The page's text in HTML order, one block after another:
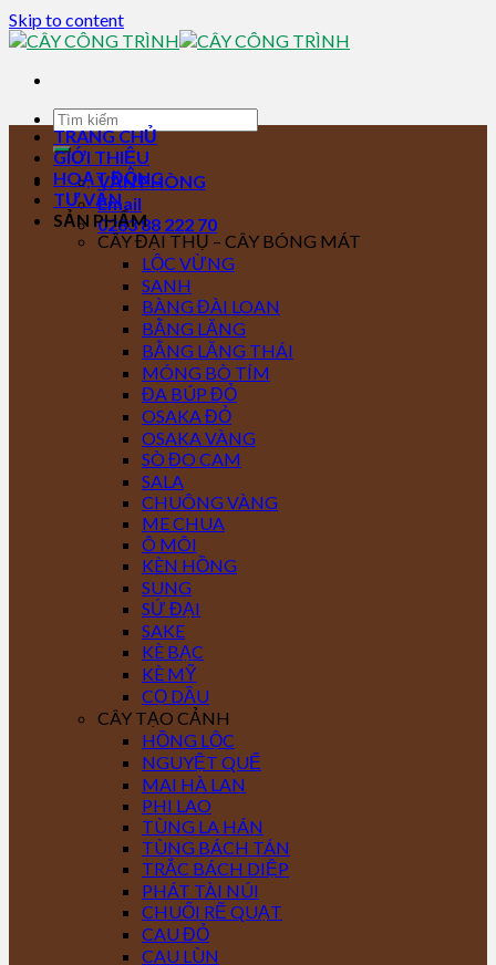
Skip to content
VĂN PHÒNG
Email
0283 88 222 70
TRANG CHỦ
GIỚI THIỆU
HOẠT ĐỘNG
TƯ VẤN
SẢN PHẨM
CÂY ĐẠI THỤ – CÂY BÓNG MÁT
LỘC VỪNG
SANH
BÀNG ĐÀI LOAN
BẰNG LĂNG
BẰNG LĂNG THÁI
MÓNG BÒ TÍM
ĐA BÚP ĐỎ
OSAKA ĐỎ
OSAKA VÀNG
SÒ ĐO CAM
SALA
CHUÔNG VÀNG
ME CHUA
Ô MÔI
KÈN HỒNG
SUNG
SỨ ĐẠI
SAKE
KÈ BẠC
KÈ MỸ
CỌ DẦU
CÂY TẠO CẢNH
HỒNG LỘC
NGUYỆT QUẾ
MAI HÀ LAN
PHI LAO
TÙNG LA HÁN
TÙNG BÁCH TÁN
TRẮC BÁCH DIỆP
PHÁT TÀI NÚI
CHUỐI RẼ QUẠT
CAU ĐỎ
CAU LÙN